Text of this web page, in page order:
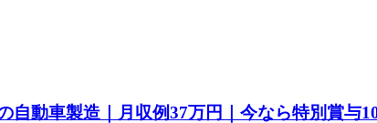
動車製造｜月収例37万円｜今なら特別賞与